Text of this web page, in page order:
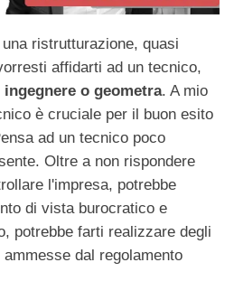
ristrutturazione, quasi
affidarti ad un tecnico,
o geometra. A mio
è cruciale per il buon esito
ad un tecnico poco
Oltre a non rispondere
l'impresa, potrebbe
di vista burocratico e
potrebbe farti realizzare degli
dal regolamento